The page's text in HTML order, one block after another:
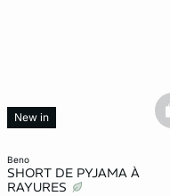
beno
SHORT DE PYJAMA À
RAYURES
New in